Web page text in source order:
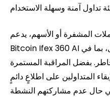
المشفرة أو الأسهم، يدعم
Bitcoin Ifex 360 AI جوانبَ مختلفةً من عملية التداول، بما في
بفضل المراقبة المستمرة
المتداولين على اطلاعٍ دائمٍ